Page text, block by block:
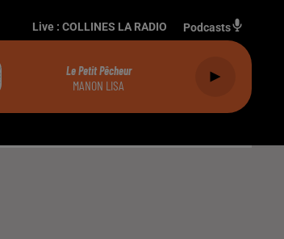
Live : COLLINES LA RADIO Podcasts
Le Petit Pêcheur
MANON LISA